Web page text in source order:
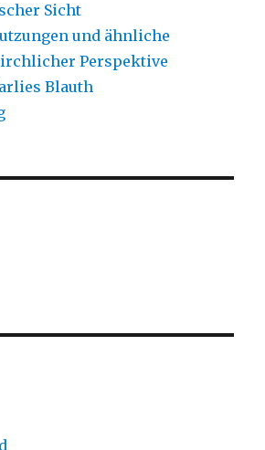
Sicht
und ähnliche
Perspektive
Blauth